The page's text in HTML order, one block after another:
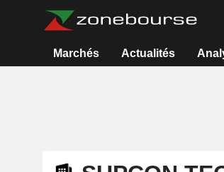
Marchés Actualités